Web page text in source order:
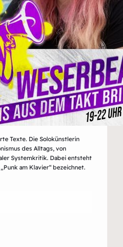
Texte. Die Solokünstlerin
des Alltags, von
Systemkritik. Dabei entsteht
am Klavier“ bezeichnet.